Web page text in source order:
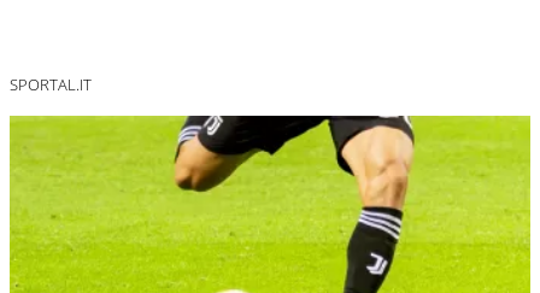
SPORTAL.IT